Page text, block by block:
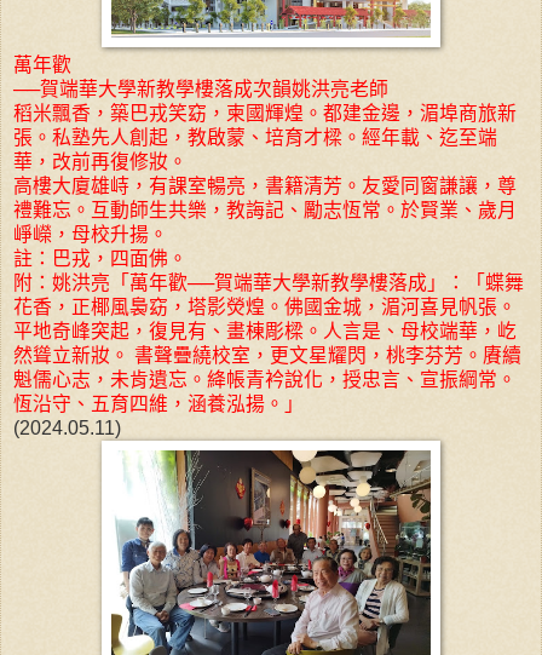
萬年歡
──賀端華大學新教學樓落成次韻姚洪亮老師
稻米飄香，築巴戎笑窈，柬國輝煌。都建金邊，湄埠商旅新
張。私塾先人創起，教啟蒙、培育才樑。經年載、迄至端
華，改前再復修妝。
高樓大廈雄峙，有課室暢亮，書籍清芳。友愛同窗謙讓，尊
禮難忘。互動師生共樂，教誨記、勵志恆常。於賢業、歲月
崢嶸，母校升揚。
註：巴戎，四面佛。
附：姚洪亮「萬年歡──賀端華大學新教學樓落成」：「蝶舞
花香，正椰風裊窈，塔影熒煌。佛國金城，湄河喜見帆張。
平地奇峰突起，復見有、畫棟彫樑。人言是、母校端華，屹
然聳立新妝。 書聲疊繞校室，更文星耀閃，桃李芬芳。賡續
魁儒心志，未肯遺忘。絳帳青衿說化，授忠言、宣振綱常。
恆沿守、五育四維，涵養泓揚。」
(2024.05.11)